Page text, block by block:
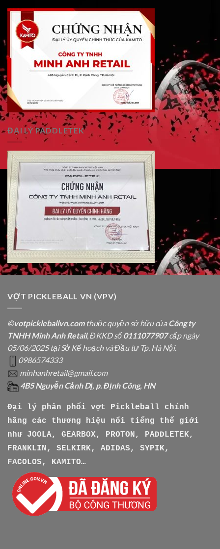
ĐẠI LÝ PADDLETEK
VỢT PICKLEBALL VN (VPV)
©votpickleballvn.comthuộc quyền sở hữu củaCông ty
TNHH Minh Anh Retail, ĐKKD số0111077907cấp ngày
05/06/2025 tại Sở Kế hoạch và Đầu tư Tp. Hà Nội.
0986574333
minhanhretail@gmail.com
4B5 Nguyễn Cảnh Dị, p. Định Công, HN
Đại lý phân phối vợt Pickleball chính
hãng các thương hiệu nổi tiếng thế giới
như
JOOLA, GEARBOX, PROTON, PADDLETEK,
FRANKLIN, SELKIRK, ADIDAS, SYPIK,
FACOLOS, KAMITO…